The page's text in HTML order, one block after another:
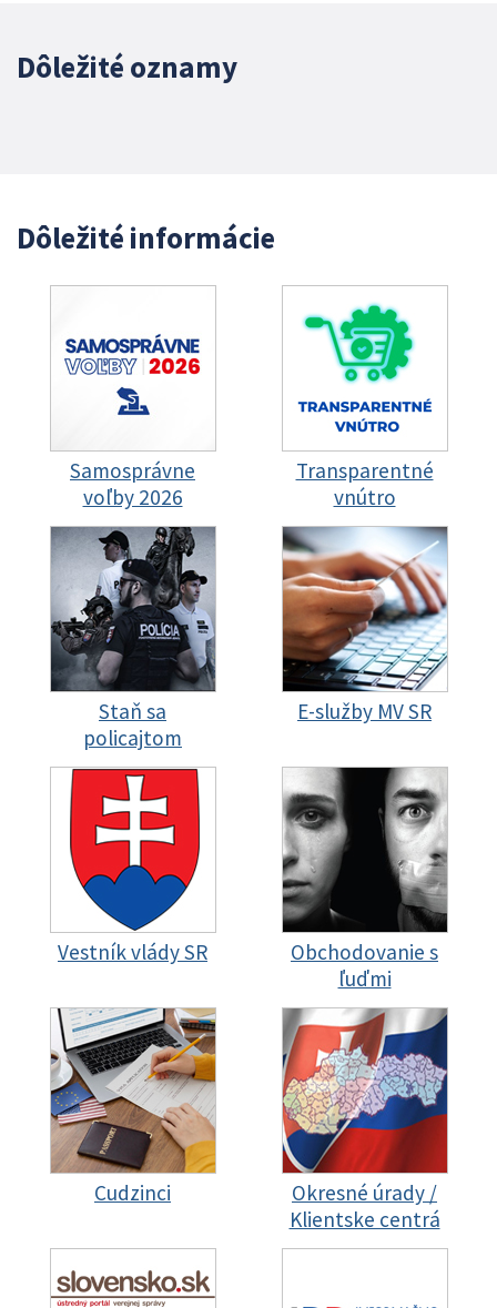
Dôležité oznamy
Dôležité informácie
Samosprávne
voľby 2026
Transparentné
vnútro
Staň sa
policajtom
E-služby MV SR
Vestník vlády SR
Obchodovanie s
ľuďmi
Cudzinci
Okresné úrady /
Klientske centrá